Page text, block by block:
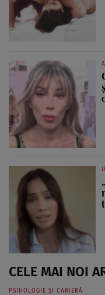
CELE MAI NOI
PSIHOLOGIE ȘI CARIERĂ